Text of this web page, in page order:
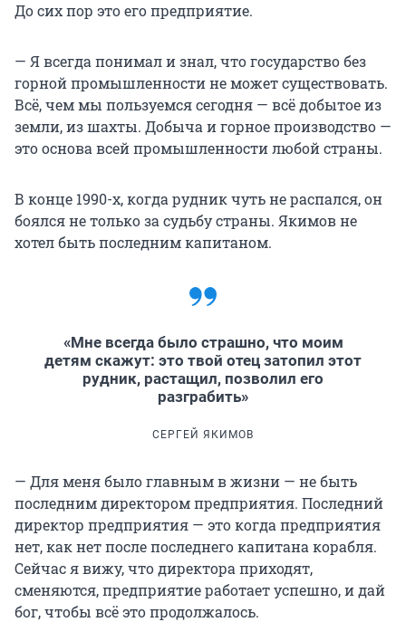
До сих пор этоего предприятие.
— Я всегда понимал и знал, что государство без
горной промышленности не может существовать.
Всё, чем мы пользуемся сегодня — всё добытое из
земли, из шахты. Добыча и горное производство —
это основа всей промышленности любой страны.
В конце 1990-х, когда рудник чуть не распался, он
боялся не только за судьбу страны. Якимов не
хотел быть последним капитаном.
«Мне всегда было страшно, что моим
детям скажут: это твой отец затопил этот
рудник, растащил, позволил его
разграбить»
СЕРГЕЙ ЯКИМОВ
— Для меня было главным в жизни — не быть
последним директором предприятия. Последний
директор предприятия — это когда предприятия
нет, как нет после последнего капитана корабля.
Сейчас я вижу, что директора приходят,
сменяются, предприятие работает успешно, и дай
бог, чтобы всё это продолжалось.